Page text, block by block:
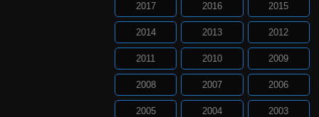
2017 2016 2015
2014 2013 2012
2011 2010 2009
2008 2007 2006
2005 2004 2003